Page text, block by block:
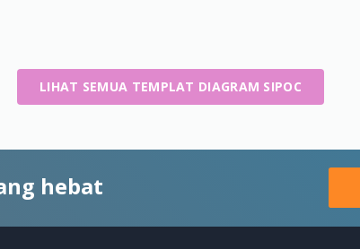
LIHAT SEMUA TEMPLAT DIAGRAM SIPOC
hebat